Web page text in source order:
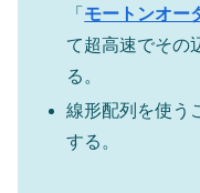
「 モートンオー
て超高速でその
る。
線形配列を使う
する。